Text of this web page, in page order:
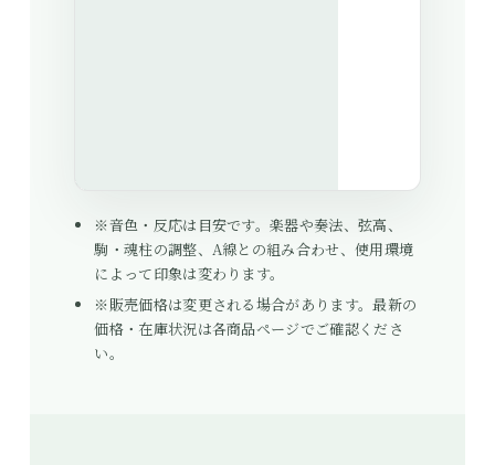
※音色・反応は目安です。楽器や奏法、弦高、
駒・魂柱の調整、A線との組み合わせ、使用環境
によって印象は変わります。
※販売価格は変更される場合があります。最新の
価格・在庫状況は各商品ページでご確認くださ
い。